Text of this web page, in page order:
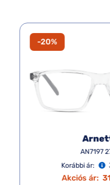
-20%
AN7197
Korábbi ár:
Akciós ár: